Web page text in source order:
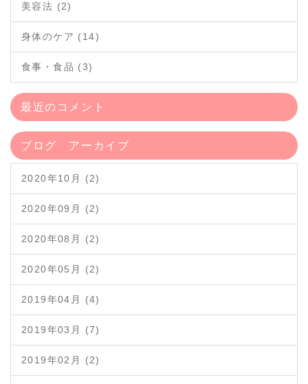
美容法 (2)
身体のケア (14)
食事・食品 (3)
最近のコメント
ブログ アーカイブ
2020年10月 (2)
2020年09月 (2)
2020年08月 (2)
2020年05月 (2)
2019年04月 (4)
2019年03月 (7)
2019年02月 (2)